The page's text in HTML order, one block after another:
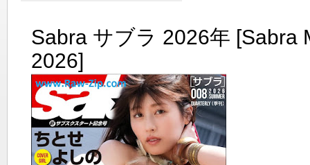
Sabra サブラ 2026年 [Sabra
2026]